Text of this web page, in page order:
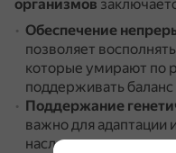
организмов
Обеспечение
позволяет
которые умирают по
поддерживать
Поддержание
важно для адаптации
наследственные